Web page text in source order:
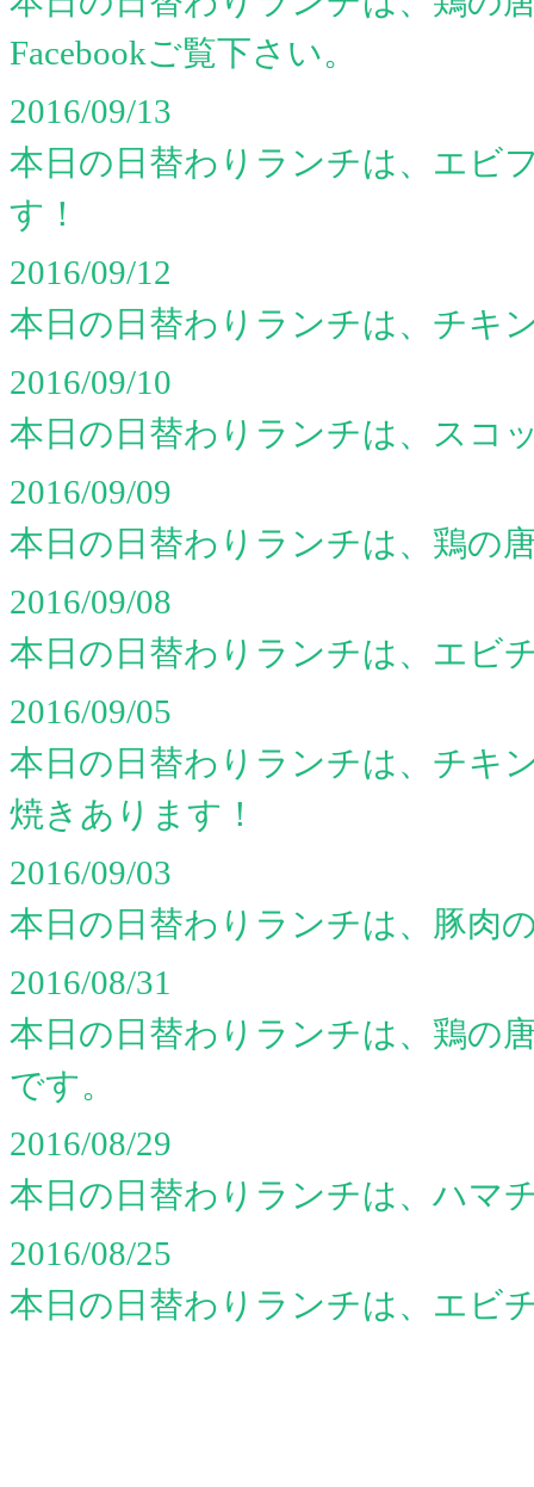
Facebookご覧下さい。
2016/09/13
本日の日替わりランチは、エビ
す！
2016/09/12
本日の日替わりランチは、チキ
2016/09/10
本日の日替わりランチは、スコ
2016/09/09
本日の日替わりランチは、鶏の
2016/09/08
本日の日替わりランチは、エビ
2016/09/05
本日の日替わりランチは、チキ
焼きあります！
2016/09/03
本日の日替わりランチは、豚肉
2016/08/31
本日の日替わりランチは、鶏の
です。
2016/08/29
本日の日替わりランチは、ハマ
2016/08/25
本日の日替わりランチは、エビ